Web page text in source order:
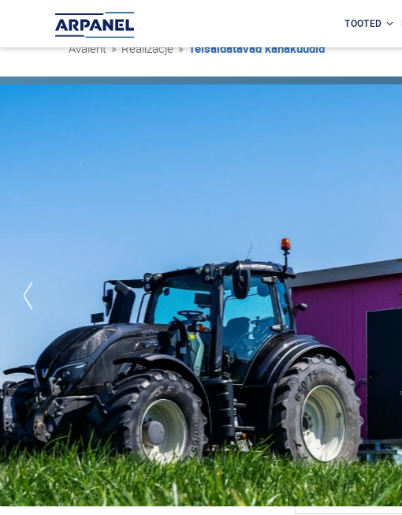
TOOTED
Avaleht » Realizacje »Teisaldatavad kanakuudid